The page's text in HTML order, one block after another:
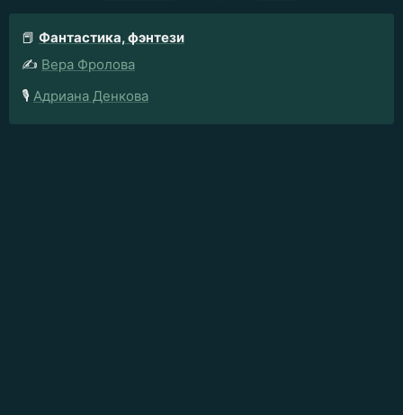
📕 Фантастика, фэнтези
✍️ Вера Фролова
🎙️ Адриана Денкова